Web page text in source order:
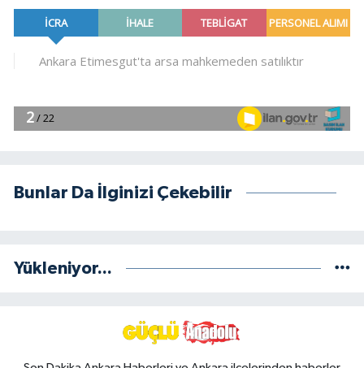
Bunlar Da İlginizi Çekebilir
Yükleniyor...